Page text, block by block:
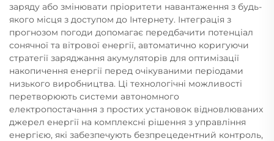
заряду або змінювати пріоритети навантаження з будь-
якого місця з доступом до Інтернету. Інтеграція з
прогнозом погоди допомагає передбачити потенціал
сонячної та вітрової енергії, автоматично коригуючи
стратегії заряджання акумуляторів для оптимізації
накопичення енергії перед очікуваними періодами
низького виробництва. Ці технологічні можливості
перетворюють системи автономного
електропостачання з простих установок відновлюваних
джерел енергії на комплексні рішення з управління
енергією, які забезпечують безпрецедентний контроль,